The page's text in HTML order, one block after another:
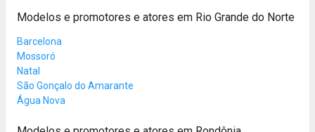
Modelos e promotores e atores em Rio Grande do Norte
Barcelona
Mossoró
Natal
São Gonçalo do Amarante
Água Nova